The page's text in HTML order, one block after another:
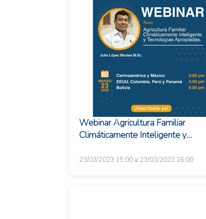
Webinar Agricultura Familiar
Climáticamente Inteligente y
23/03/2023 15:00 a 23/03/2023 16:00